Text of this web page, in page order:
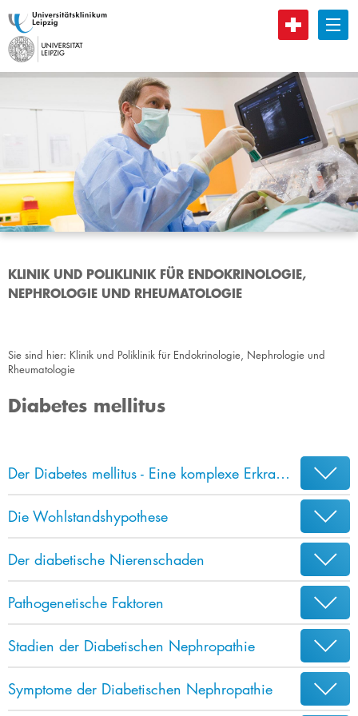
B
KLINIK UND POLIKLINIK FÜR ENDOKRINOLOGIE,
NEPHROLOGIE UND RHEUMATOLOGIE
Sie sind hier: Klinik und Poliklinik für Endokrinologie, Nephrologie und
Rheumatologie
Diabetes mellitus
Der Diabetes mellitus - Eine komplexe Erkrankung
Die Wohlstandshypothese
Der diabetische Nierenschaden
Pathogenetische Faktoren
Stadien der Diabetischen Nephropathie
Symptome der Diabetischen Nephropathie